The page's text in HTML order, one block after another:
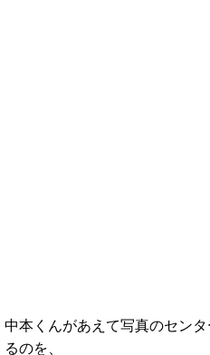
中本くんがあえて写真のセン
るのを、